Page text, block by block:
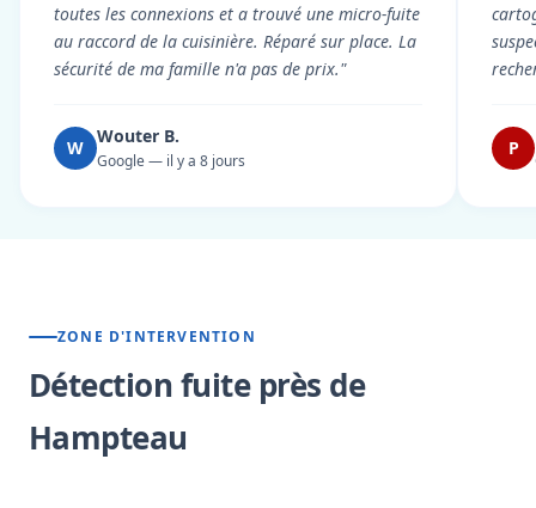
toutes les connexions et a trouvé une micro-fuite
au raccord de la cuisinière. Réparé sur place. La
sécurité de ma famille n'a pas de prix."
W
Wouter B.
Google — il y a 8 jours
P
ZONE D'INTERVENTION
Détection fuite près de
Hampteau